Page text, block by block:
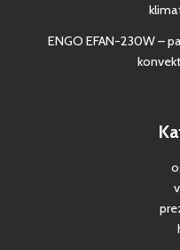
ENGO EFAN-230W –